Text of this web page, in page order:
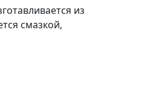
из
смазкой,